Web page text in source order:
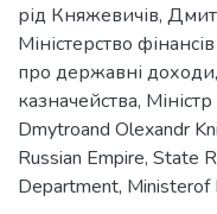
рід Княжевичів,
Міністерство
про державні доходи,
казначейства,
Dmytroand Olexandr
Russian Empire, State
Department, Ministerof